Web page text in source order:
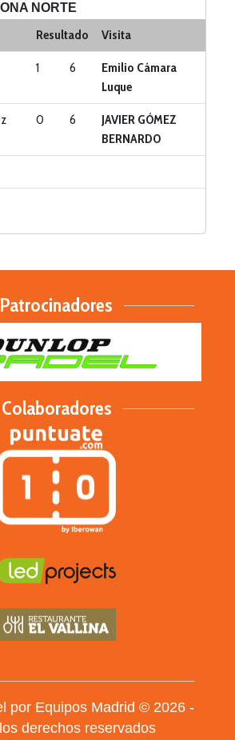
NORTE
Resultado Visita
1 6
Emilio Cámara
Luque
0 6
JAVIER GÓMEZ
BERNARDO
Patrocinadores
Colaboradores
por Equipos Madrid © 2026 -
derechos reservados